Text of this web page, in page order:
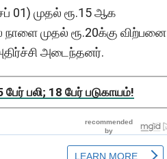
01) முதல் ரூ.15 ஆக
நாளை முதல் ரூ.20க்கு விற்பனை
அடைந்தனர்.
பலி; 18 பேர் படுகாயம்!